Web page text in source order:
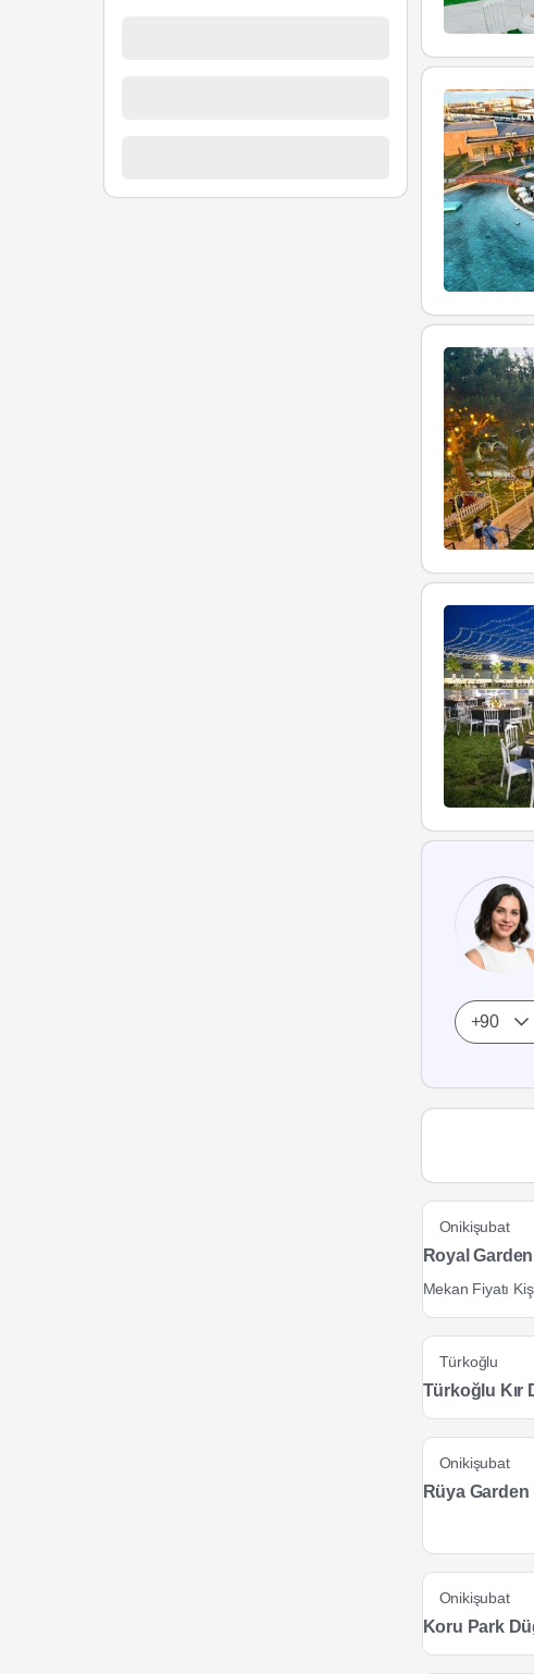
Onikişubat
Royal Garden
Mekan Fiyatı
Türkoğlu
Türkoğlu Kır
Onikişubat
Rüya
Onikişubat
Koru Park